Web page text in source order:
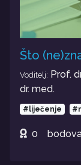
Što
Voditelj: Prof.
dr. med.
#liječenje
0